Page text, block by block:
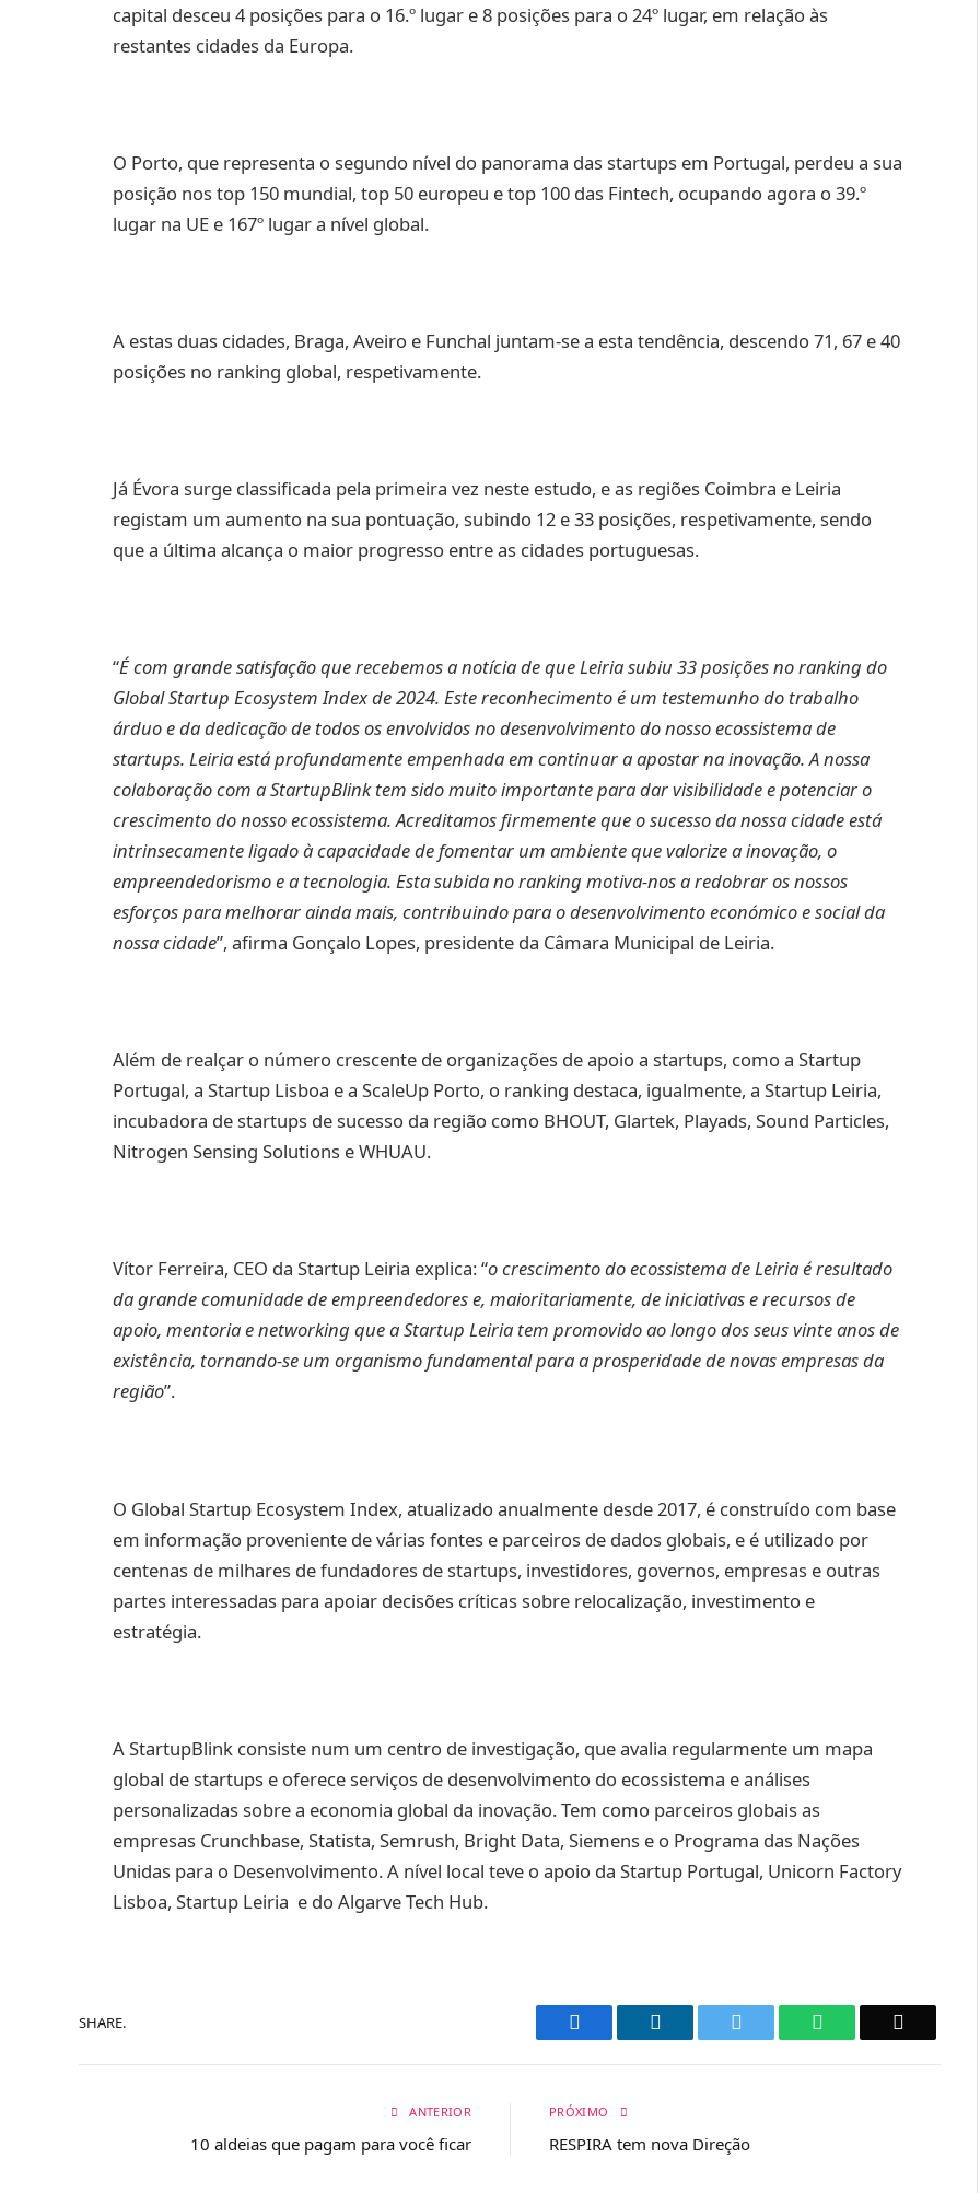
capital desceu 4 posições para o 16.º lugar e 8 posições para o 24º lugar, em relação às
restantes cidades da Europa.
O Porto, que representa o segundo nível do panorama das startups em Portugal, perdeu a sua
posição nos top 150 mundial, top 50 europeu e top 100 das Fintech, ocupando agora o 39.º
lugar na UE e 167º lugar a nível global.
A estas duas cidades, Braga, Aveiro e Funchal juntam-se a esta tendência, descendo 71, 67 e 40
posições no ranking global, respetivamente.
Já Évora surge classificada pela primeira vez neste estudo, e as regiões Coimbra e Leiria
registam um aumento na sua pontuação, subindo 12 e 33 posições, respetivamente, sendo
que a última alcança o maior progresso entre as cidades portuguesas.
“É com grande satisfação que recebemos a notícia de que Leiria subiu 33 posições no ranking do
Global Startup Ecosystem Index de 2024. Este reconhecimento é um testemunho do trabalho
árduo e da dedicação de todos os envolvidos no desenvolvimento do nosso ecossistema de
startups. Leiria está profundamente empenhada em continuar a apostar na inovação. A nossa
colaboração com a StartupBlink tem sido muito importante para dar visibilidade e potenciar o
crescimento do nosso ecossistema. Acreditamos firmemente que o sucesso da nossa cidade está
intrinsecamente ligado à capacidade de fomentar um ambiente que valorize a inovação, o
empreendedorismo e a tecnologia. Esta subida no ranking motiva-nos a redobrar os nossos
esforços para melhorar ainda mais, contribuindo para o desenvolvimento económico e social da
nossa cidade”, afirma Gonçalo Lopes, presidente da Câmara Municipal de Leiria.
Além de realçar o número crescente de organizações de apoio a startups, como a Startup
Portugal, a Startup Lisboa e a ScaleUp Porto, o ranking destaca, igualmente, a Startup Leiria,
incubadora de startups de sucesso da região como BHOUT, Glartek, Playads, Sound Particles,
Nitrogen Sensing Solutions e WHUAU.
Vítor Ferreira, CEO da Startup Leiria explica: “o crescimento do ecossistema de Leiria é resultado
da grande comunidade de empreendedores e, maioritariamente, de iniciativas e recursos de
apoio, mentoria e networking que a Startup Leiria tem promovido ao longo dos seus vinte anos de
existência, tornando-se um organismo fundamental para a prosperidade de novas empresas da
região”.
O Global Startup Ecosystem Index, atualizado anualmente desde 2017, é construído com base
em informação proveniente de várias fontes e parceiros de dados globais, e é utilizado por
centenas de milhares de fundadores de startups, investidores, governos, empresas e outras
partes interessadas para apoiar decisões críticas sobre relocalização, investimento e
estratégia.
A StartupBlink consiste num um centro de investigação, que avalia regularmente um mapa
global de startups e oferece serviços de desenvolvimento do ecossistema e análises
personalizadas sobre a economia global da inovação. Tem como parceiros globais as
empresas Crunchbase, Statista, Semrush, Bright Data, Siemens e o Programa das Nações
Unidas para o Desenvolvimento. A nível local teve o apoio da Startup Portugal, Unicorn Factory
Lisboa, Startup Leiria e do Algarve Tech Hub.
SHARE. Facebook LinkedIn WhatsApp
ANTERIOR
10 aldeias que pagam para você ficar
PRÓXIMO
RESPIRA tem nova Direção